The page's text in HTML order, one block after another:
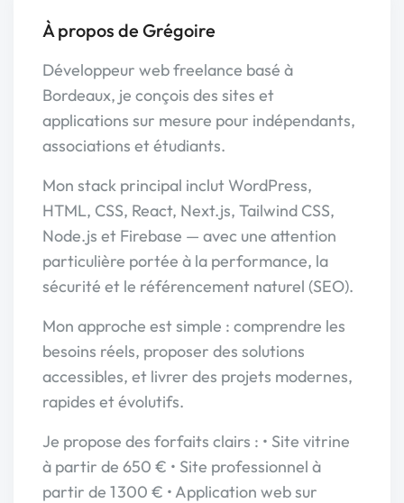
À propos de Grégoire
Développeur web freelance basé à
Bordeaux, je conçois des sites et
applications sur mesure pour indépendants,
associations et étudiants.
Mon stack principal inclut WordPress,
HTML, CSS, React, Next.js, Tailwind CSS,
Node.js et Firebase — avec une attention
particulière portée à la performance, la
sécurité et le référencement naturel (SEO).
Mon approche est simple : comprendre les
besoins réels, proposer des solutions
accessibles, et livrer des projets modernes,
rapides et évolutifs.
Je propose des forfaits clairs : • Site vitrine
à partir de 650 € • Site professionnel à
partir de 1 300 € • Application web sur